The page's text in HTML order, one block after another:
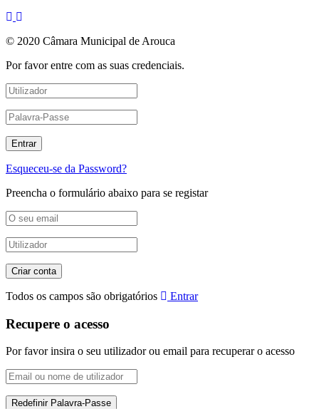
© 2020 Câmara Municipal de Arouca
Por favor entre com as suas credenciais.
Esqueceu-se da Password?
Preencha o formulário abaixo para se registar
Todos os campos são obrigatórios Entrar
Recupere o acesso
Por favor insira o seu utilizador ou email para recuperar o acesso